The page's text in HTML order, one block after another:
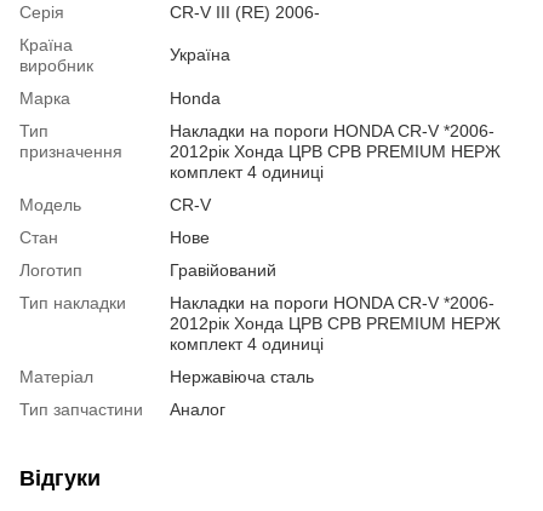
Серія
CR-V III (RE) 2006-
Країна
виробник
Україна
Марка
Honda
Тип
призначення
Накладки на пороги HONDA CR-V *2006-
2012рік Хонда ЦРВ СРВ PREMIUM НЕРЖ
комплект 4 одиниці
Модель
CR-V
Стан
Нове
Логотип
Гравійований
Тип накладки
Накладки на пороги HONDA CR-V *2006-
2012рік Хонда ЦРВ СРВ PREMIUM НЕРЖ
комплект 4 одиниці
Матеріал
Нержавіюча сталь
Тип запчастини
Аналог
Відгуки